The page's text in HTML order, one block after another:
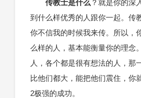
传教士是什么 ？就是你的深
到什么样优秀的人跟你一起。传
你不信我的时候我来传。所以，
么样的人，基本能衡量你的理念
人，各个都是很有想法的人，那
比他们都大，能把他们震住，你
2极强的成功。